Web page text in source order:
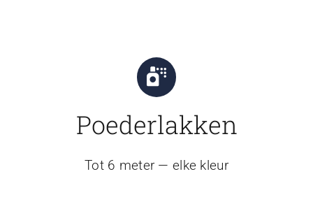
Poederlakken
Tot 6 meter — elke kleur